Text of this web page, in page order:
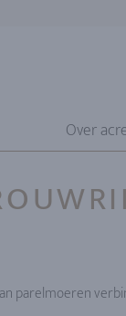
Over
parelmoeren